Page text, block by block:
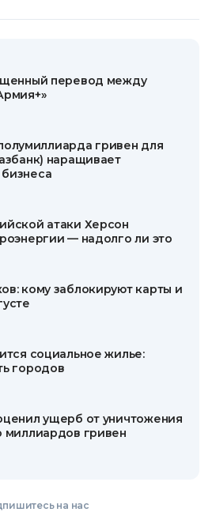
перевод между
гривен для
наращивает
атаки Херсон
— надолго ли это
кому заблокируют карты и
социальное жилье:
городов
ущерб от уничтожения
миллиардов гривен
на нас